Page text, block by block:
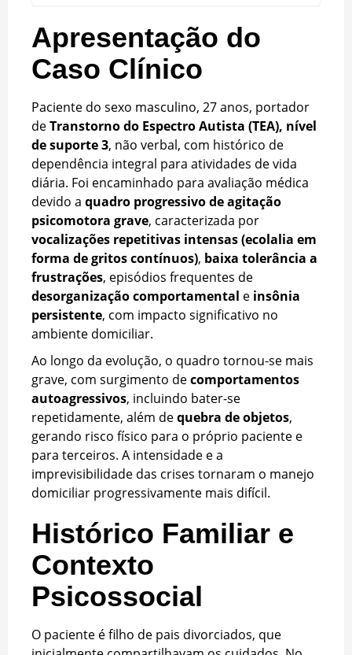
Apresentação do
Caso Clínico
Paciente do sexo masculino, 27 anos, portador
deTranstorno do Espectro Autista (TEA), nível
de suporte 3, não verbal, com histórico de
dependência integral para atividades de vida
diária. Foi encaminhado para avaliação médica
devido a quadro progressivo de agitação
psicomotora grave, caracterizada por
vocalizações repetitivas intensas (ecolalia em
forma de gritos contínuos), baixa tolerância a
frustrações, episódios frequentes de
desorganização comportamental e insônia
persistente, com impacto significativo no
ambiente domiciliar.
Ao longo da evolução, o quadro tornou-se mais
grave, com surgimento decomportamentos
autoagressivos, incluindo bater-se
repetidamente, além dequebra de objetos,
gerando risco físico para o próprio paciente e
para terceiros. A intensidade e a
imprevisibilidade das crises tornaram o manejo
domiciliar progressivamente mais difícil.
Histórico Familiar e
Contexto
Psicossocial
O paciente é filho de pais divorciados, que